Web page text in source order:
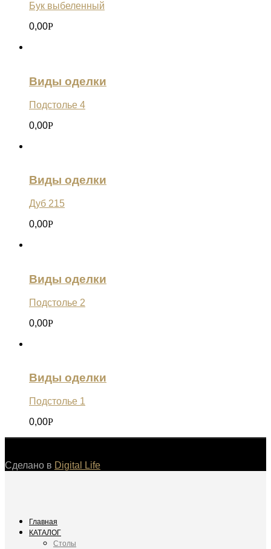
Бук выбеленный
0,00Р
Виды оделки
Подстолье 4
0,00Р
Виды оделки
Дуб 215
0,00Р
Виды оделки
Подстолье 2
0,00Р
Виды оделки
Подстолье 1
0,00Р
Сделано в Digital Life
Главная
КАТАЛОГ
Столы